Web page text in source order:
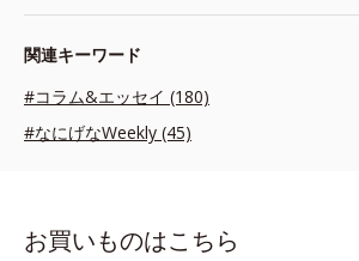
関連キーワード
#コラム&エッセイ (180)
#なにげなWeekly (45)
お買いものはこちら